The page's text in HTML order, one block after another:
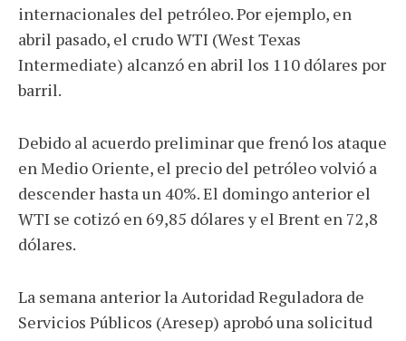
internacionales del petróleo. Por ejemplo, en
abril pasado, el crudo WTI (West Texas
Intermediate) alcanzó en abril los 110 dólares por
barril.
Debido al acuerdo preliminar que frenó los ataque
en Medio Oriente, el precio del petróleo volvió a
descender hasta un 40%. El domingo anterior el
WTI se cotizó en 69,85 dólares y el Brent en 72,8
dólares.
La semana anterior la Autoridad Reguladora de
Servicios Públicos (Aresep) aprobó una solicitud